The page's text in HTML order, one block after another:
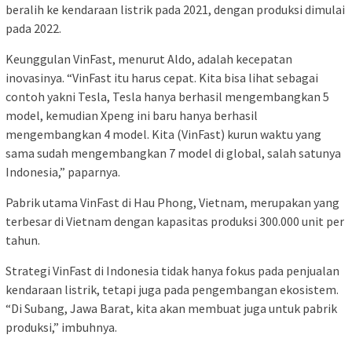
beralih ke kendaraan listrik pada 2021, dengan produksi dimulai
pada 2022.
Keunggulan VinFast, menurut Aldo, adalah kecepatan
inovasinya. “VinFast itu harus cepat. Kita bisa lihat sebagai
contoh yakni Tesla, Tesla hanya berhasil mengembangkan 5
model, kemudian Xpeng ini baru hanya berhasil
mengembangkan 4 model. Kita (VinFast) kurun waktu yang
sama sudah mengembangkan 7 model di global, salah satunya
Indonesia,” paparnya.
Pabrik utama VinFast di Hau Phong, Vietnam, merupakan yang
terbesar di Vietnam dengan kapasitas produksi 300.000 unit per
tahun.
Strategi VinFast di Indonesia tidak hanya fokus pada penjualan
kendaraan listrik, tetapi juga pada pengembangan ekosistem.
“Di Subang, Jawa Barat, kita akan membuat juga untuk pabrik
produksi,” imbuhnya.